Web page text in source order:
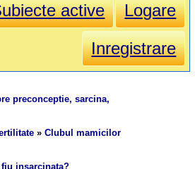
active
Logare
Inregistrare
preconceptie, sarcina,
»Clubul mamicilor
insarcinata?